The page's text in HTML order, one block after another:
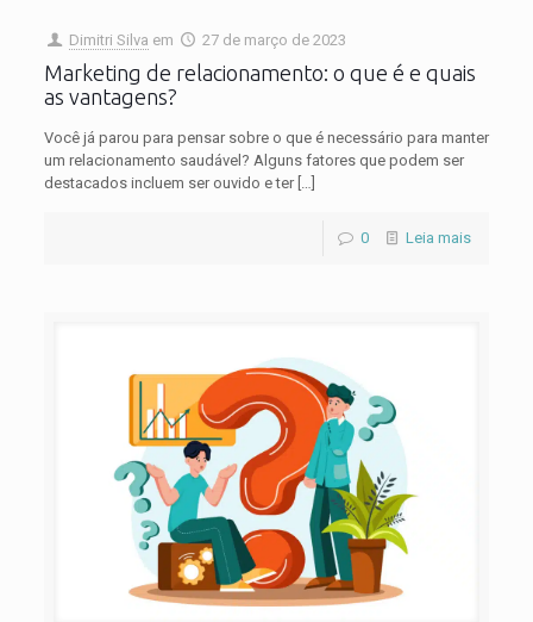
Dimitri Silva em 27 de março de 2023
Marketing de relacionamento: o que é e quais
as vantagens?
Você já parou para pensar sobre o que é necessário para manter
um relacionamento saudável? Alguns fatores que podem ser
destacados incluem ser ouvido e ter[…]
0 Leia mais